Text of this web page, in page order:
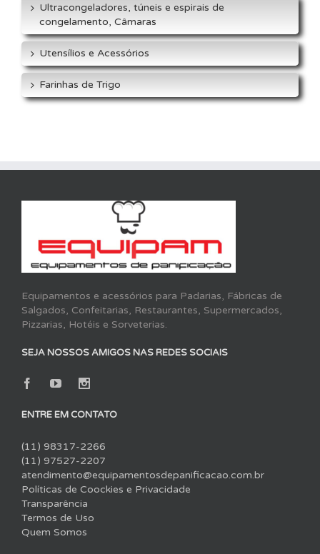
Ultracongeladores, túneis e espirais de
congelamento, Câmaras
Utensílios e Acessórios
Farinhas de Trigo
Equipamentos e acessórios para Padarias, Fábricas de
Salgados, Confeitarias, Restaurantes, Supermercados,
Pizzarias, Hotéis e Sorveterias.
SEJA NOSSOS AMIGOS NAS REDES SOCIAIS
ENTRE EM CONTATO
(11) 98317-2266
(11) 97527-2207
atendimento@equipamentosdepanificacao.com.br
Políticas de Coockies e Privacidade
Transparência
Termos de Uso
Quem Somos